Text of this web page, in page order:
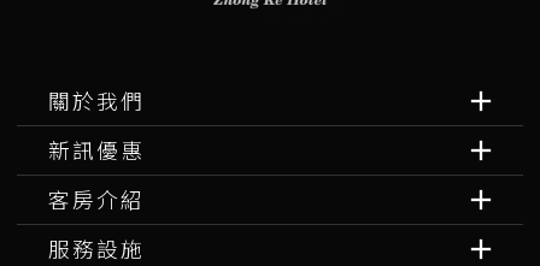
關於我們
新訊優惠
客房介紹
服務設施